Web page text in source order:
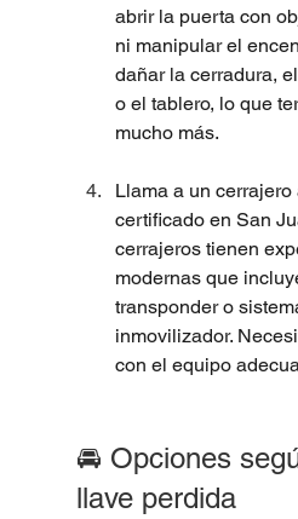
abrir la puerta con
ni manipular el
dañar la cerradura,
o el tablero, lo que
mucho más.
Llama a un cerrajero
certificado en San
cerrajeros tienen
modernas que
transponder o
inmovilizador.
con el equipo
🚘 Opciones
llave perdida